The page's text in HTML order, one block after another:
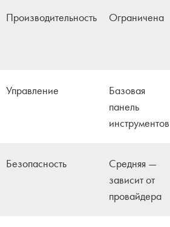
Производительность Ограничена
Управление
Базовая
панель
инструментов
Безопасность
Средняя —
зависит от
провайдера